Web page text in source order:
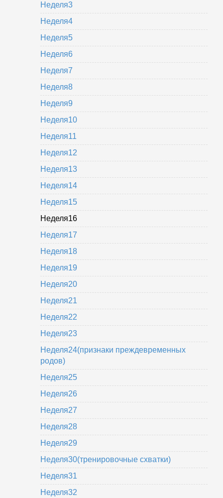
Неделя3
Неделя4
Неделя5
Неделя6
Неделя7
Неделя8
Неделя9
Неделя10
Неделя11
Неделя12
Неделя13
Неделя14
Неделя15
Неделя16
Неделя17
Неделя18
Неделя19
Неделя20
Неделя21
Неделя22
Неделя23
Неделя24(признаки преждевременных
родов)
Неделя25
Неделя26
Неделя27
Неделя28
Неделя29
Неделя30(тренировочные схватки)
Неделя31
Неделя32